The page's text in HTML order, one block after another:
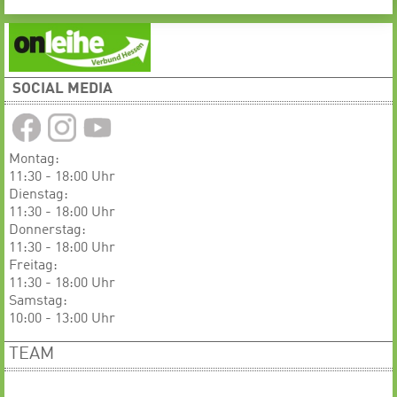
SOCIAL MEDIA
Montag:
11:30 - 18:00 Uhr
Dienstag:
11:30 - 18:00 Uhr
​​​​​​Donnerstag:
11:30 - 18:00 Uhr
Freitag:
11:30 - 18:00 Uhr
Samstag:
10:00 - 13:00 Uhr
TEAM